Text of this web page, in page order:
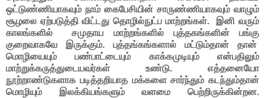
ஒட்டுண்ணியாகவும் நாம் கைபேசியின் சாருண்ணியாகவும் வாழும்
சூழலை ஏற்படுத்தி விட்டது தொழில்நுட்ப மாற்றங்கள். இனி வரும்
காலங்களில் சமுதாய மாற்றங்களில் புத்தகங்களின் பங்கு
குறைவாகவே இருக்கும். புத்தங்கங்களால் மட்டும்தான் தான்
மொழியையும் பண்பாட்டையும் காக்கமுடியும் என்பதிலும்
மாற்றுக்கருத்துடையவர்கள் உண்டு. எத்தனையோ
நூற்றாண்டுகளாக படித்தறியாத மக்களை சார்ந்தும் கடந்தும்தான்
மொழியும் இலக்கியங்களும் வளமை பெற்றிருக்கின்றன.